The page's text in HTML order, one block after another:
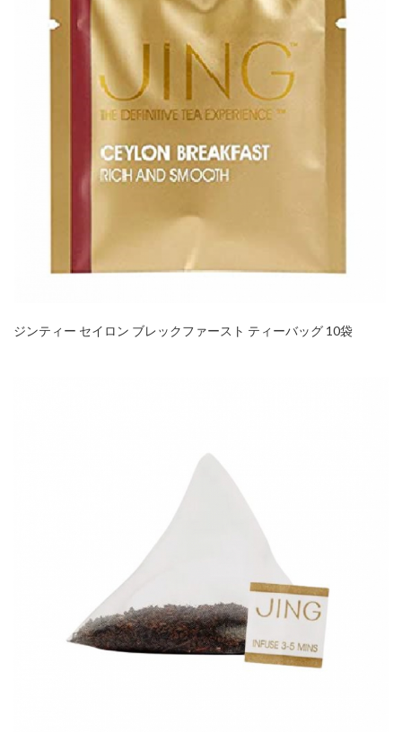
ジンティー セイロン ブレックファースト ティーバッグ 10袋